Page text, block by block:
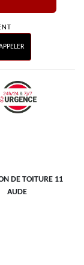
DE TOITURE 11
AUDE